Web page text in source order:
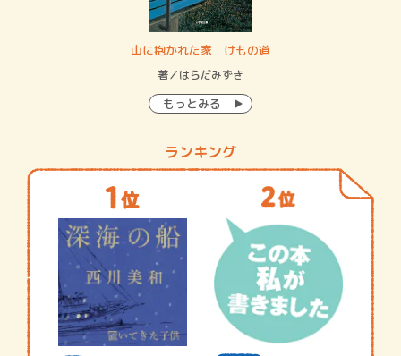
山に抱かれた家 けもの道
著／はらだみずき
もっとみる
ランキング